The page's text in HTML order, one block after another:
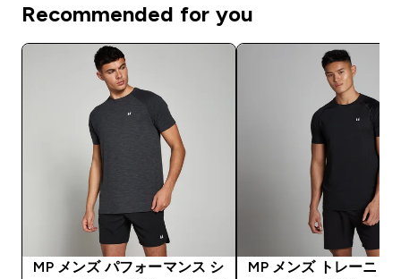
Recommended for you
MP メンズ パフォーマンス シ
MP メンズ トレーニン